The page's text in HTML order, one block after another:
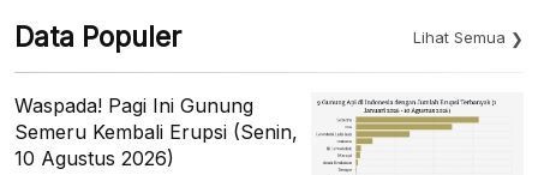
Data Populer Lihat Semua
Waspada! Pagi Ini Gunung
Semeru Kembali Erupsi (Senin,
10 Agustus 2026)